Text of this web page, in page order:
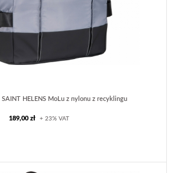
HELENS MoLu z nylonu z recyklingu
189,00 zł + 23% VAT